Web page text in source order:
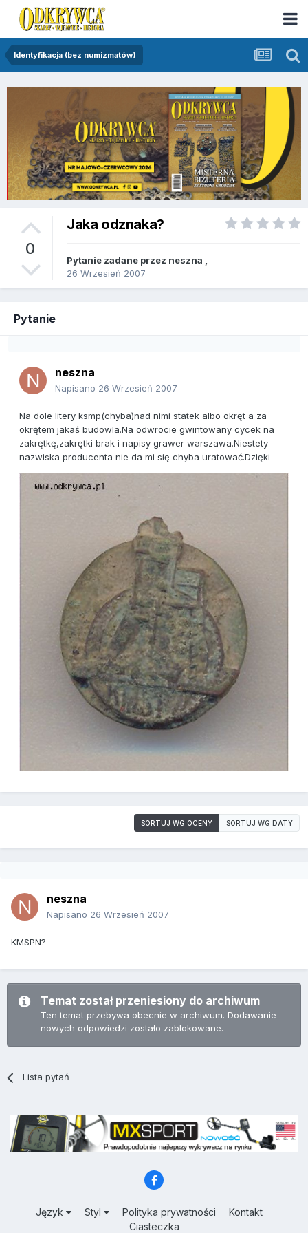
Identyfikacja (bez numizmatów)
0
Jaka odznaka?
Pytanie zadane przez neszna
26 Wrzesień 2007
Pytanie
neszna
Napisano 26 Wrzesień 2007
Na dole litery ksmp(chyba)nad nimi statek albo okręt a za
okrętem jakaś budowla.Na odwrocie gwintowany cycek na
zakrętkę,zakrętki brak i napisy grawer warszawa.Niestety
nazwiska producenta nie da mi się chyba uratować.Dzięki
SORTUJ WG OCENY SORTUJ WG DATY
neszna
Napisano 26 Wrzesień 2007
KMSPN?
Temat został przeniesiony do archiwum
Ten temat przebywa obecnie w archiwum. Dodawanie
nowych odpowiedzi zostało zablokowane.
Lista pytań
Język Styl Polityka prywatności
Kontakt
Ciasteczka